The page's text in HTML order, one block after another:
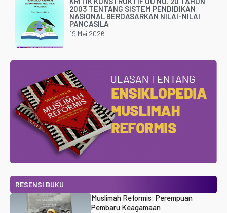
2003 TENTANG SISTEM PENDIDIKAN
NASIONAL BERDASARKAN NILAI-NILAI
PANCASILA
19 Mei 2026
RESENSI BUKU
Muslimah Reformis: Perempuan
Pembaru Keagamaan